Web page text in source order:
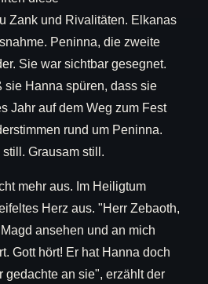
Zank und Rivalitäten. Elkanas
Peninna, die zweite
Sie war sichtbar gesegnet.
Hanna spüren, dass sie
Jahr auf dem Weg zum Fest
rund um Peninna.
Grausam still.
mehr aus. Im Heiligtum
Herz aus. "Herr Zebaoth,
ansehen und an mich
Gott hört! Er hat Hanna doch
gedachte an sie", erzählt der